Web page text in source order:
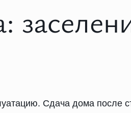
Сдача дома после